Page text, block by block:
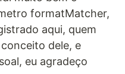
formatMatcher,
aqui, quem
dele, e
eu agradeço